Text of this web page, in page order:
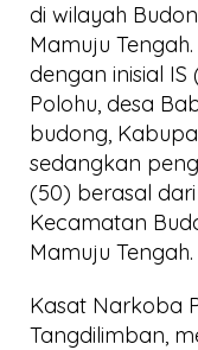
di wilayah
Mamuju
dengan inisial
Polohu, desa
budong,
sedangkan
(50) berasal dari
Kecamatan
Mamuju Tengah.
Kasat Narkoba
Tangdilimban,